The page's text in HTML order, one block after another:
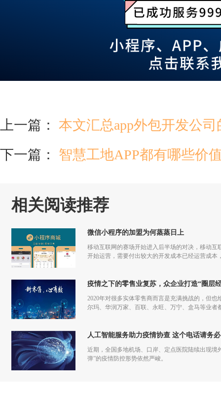
上一篇： 本文汇总app外包开发公
下一篇： 智慧工地APP都有哪些价
相关阅读推荐
微信小程序的加盟为何蒸蒸日上
移动互联网的赛场开始进入后半场的对决，移动
开始运营，需要付出较大的开发成本已经运营成
疫情之下的零售业复苏，众企业打造“圈层
2020年对很多实体零售商而言是充满挑战的，但
尔玛、华润万家、百联、永旺、万宁、盒马等业
人工智能服务助力疫情协查 这个电话请务
近期，全国多地机场、口岸、定点医院陆续出现
弹”的疫情防控形势依然严峻。